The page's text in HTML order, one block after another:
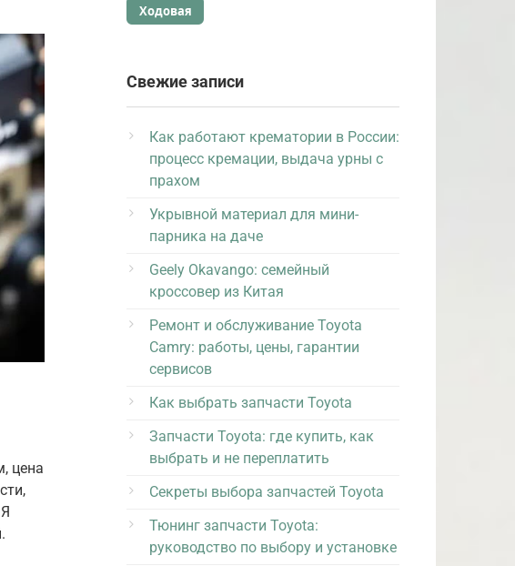
цена
Ходовая
Свежие записи
Как работают крематории в России:
процесс кремации, выдача урны с
прахом
Укрывной материал для мини-
парника на даче
Geely Okavango: семейный
кроссовер из Китая
Ремонт и обслуживание Toyota
Camry: работы, цены, гарантии
сервисов
Как выбрать запчасти Toyota
Запчасти Toyota: где купить, как
выбрать и не переплатить
Секреты выбора запчастей Toyota
Тюнинг запчасти Toyota:
руководство по выбору и установке